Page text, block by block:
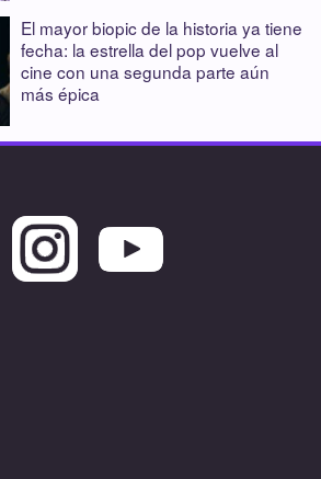
El mayor biopic de la historia ya tiene
fecha: la estrella del pop vuelve al
cine con una segunda parte aún
más épica